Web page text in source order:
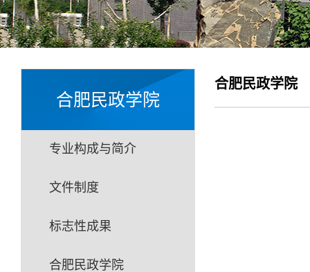
合肥民政学院
专业构成与简介
文件制度
标志性成果
合肥民政学院
合肥民政学院